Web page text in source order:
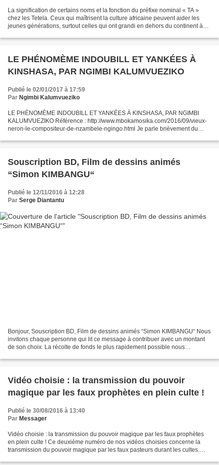
La signification de certains noms et la fonction du préfixe nominal « TA »
chez les Tetela. Ceux qui maîtrisent la culture africaine peuvent aider les
jeunes générations, surtout celles qui ont grandi en dehors du continent à
LE PHÉNOMÈME INDOUBILL ET YANKÉES À
KINSHASA, PAR NGIMBI KALUMVUEZIKO
Publié le 02/01/2017 à 17:59
Par Ngimbi Kalumvueziko
LE PHÉNOMÈME INDOUBILL ET YANKÉES À KINSHASA, PAR NGIMBI
KALUMVUEZIKO Référence : http://www.mbokamosika.com/2016/09/vieux-
neron-le-compositeur-de-nzambele-ngingo.html Je parle brièvement du
SEIGNEUR...
Souscription BD, Film de dessins animés
“Simon KIMBANGU“
Publié le 12/11/2016 à 12:28
Par Serge Diantantu
Bonjour, Souscription BD, Film de dessins animés “Simon KIMBANGU“ Nous
invitons chaque personne qui lit ce message à contribuer avec un montant
de son choix. La récolte de fonds le plus rapidement possible nous
Vidéo choisie : la transmission du pouvoir
magique par les faux prophètes en plein culte !
Publié le 30/08/2016 à 13:40
Par Messager
Vidéo choisie : la transmission du pouvoir magique par les faux prophètes
en plein culte ! Ce deuxième numéro de nos vidéos choisies concerne la
transmission du pouvoir magique par les faux pasteurs durant les cultes.